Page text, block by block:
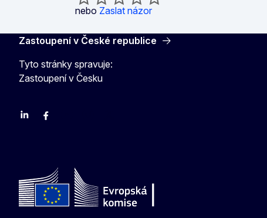
nebo Zaslat názor
Zastoupení v České republice
Tyto stránky spravuje:
Zastoupení v Česku
LinkedinFacebook